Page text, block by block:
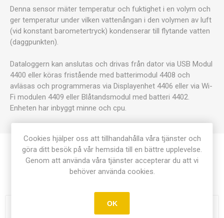
Denna sensor mäter temperatur och fuktighet i en volym och
ger temperatur under vilken vattenångan i den volymen av luft
(vid konstant barometertryck) kondenserar till flytande vatten
(daggpunkten).
Dataloggern kan anslutas och drivas från dator via USB Modul
4400 eller köras fristående med batterimodul 4408 och
avläsas och programmeras via Displayenhet 4406 eller via Wi-
Fi modulen 4409 eller Blåtandsmodul med batteri 4402.
Enheten har inbyggt minne och cpu.
Relaterade produkter
Cookies hjälper oss att tillhandahålla våra tjänster och
göra ditt besök på vår hemsida till en bättre upplevelse.
Genom att använda våra tjänster accepterar du att vi
behöver använda cookies.
OK